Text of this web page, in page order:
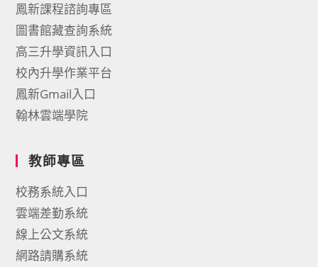
鳳新課程諮詢專區
圖書館藏查詢系統
高三升學資訊入口
校內升學作業平台
鳳新Gmail入口
翰林雲端學院
教師專區
校務系統入口
雲端差勤系統
線上公文系統
網路請購系統